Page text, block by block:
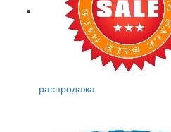
распродажа